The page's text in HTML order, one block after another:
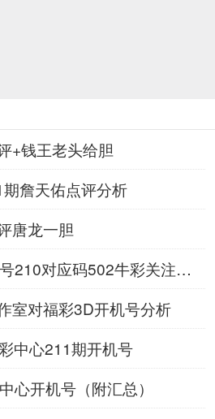
+钱王老头给胆
詹天佑点评分析
唐龙一胆
应码502牛彩关注数974金码9
室对福彩3D开机号分析
中心211期开机号
心开机号（附汇总）